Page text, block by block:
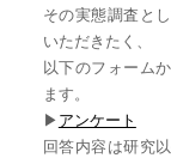
その実態調査と
いただきたく、
以下のフォーム
ます。
▶︎アンケート
回答内容は研究